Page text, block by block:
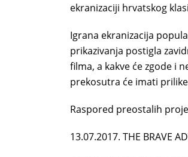
ekranizaciji hrvatskog
Igrana ekranizacija
prikazivanja postigla
filma, a kakve će zgode i
prekosutra će imati
Raspored preostalih
13.07.2017. THE BRAVE